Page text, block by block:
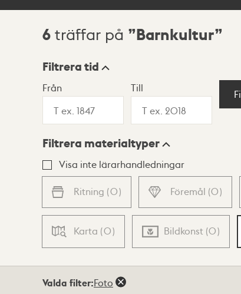
Sökresultat
6 träffar på Barnkultur
Visningsläge
Lista Karta
Filtrera tid
Från Till
Filtrera materialtyper
Visa inte lärarhandledningar
Ritning (0) Föremål (0)
Karta (0) Bildkonst (0)
Valda filter:Foto